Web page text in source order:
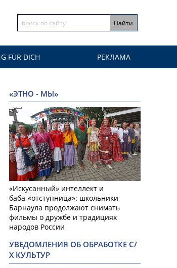
FÜR DICH РЕКЛАМА
«ЭТНО - МЫ»
«Искусанный» интеллект и
баба-«отступница»: школьники
Барнаула продолжают снимать
фильмы о дружбе и традициях
народов России
УВЕДОМЛЕНИЯ ОБ ОБРАБОТКЕ С/
Х КУЛЬТУР